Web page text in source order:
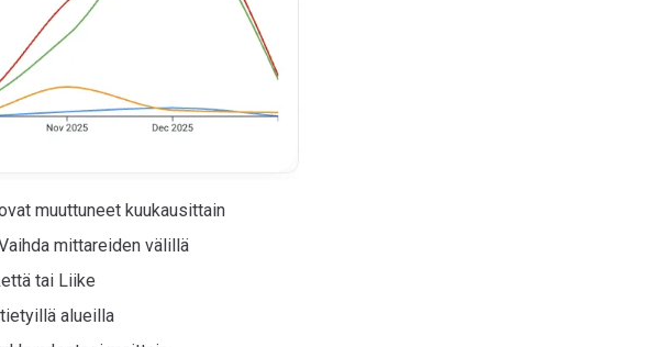
muuttuneet kuukausittain
mittareiden välillä
tai Liike
alueilla